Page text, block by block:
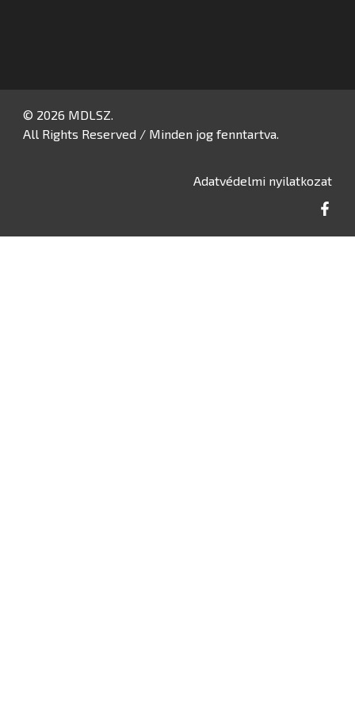
© 2026 MDLSZ.
All Rights Reserved / Minden jog fenntartva.
Adatvédelmi nyilatkozat